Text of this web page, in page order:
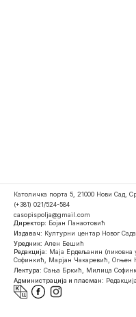
Католичка порта 5, 21000 Нови Сад,
(+381) 021/524-584
casopispolja@gmail.com
Директор: Бојан Панаотовић
Издавач: Културни центар Новог Сада
Уредник: Ален Бешић
Редакција: Маја Ердељанин
Софинкић, Марјан Чакаревић, Огњен
Лектура: Сања Бркић, Милица
Администрација и пласман: Редакција